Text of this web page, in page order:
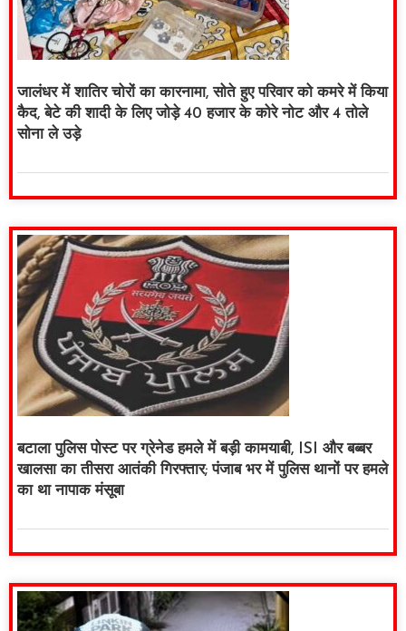
जालंधर में शातिर चोरों का कारनामा, सोते हुए परिवार को कमरे में किया
कैद, बेटे की शादी के लिए जोड़े 40 हजार के कोरे नोट और 4 तोले
सोना ले उड़े
बटाला पुलिस पोस्ट पर ग्रेनेड हमले में बड़ी कामयाबी, ISI और बब्बर
खालसा का तीसरा आतंकी गिरफ्तार; पंजाब भर में पुलिस थानों पर हमले
का था नापाक मंसूबा